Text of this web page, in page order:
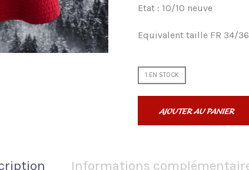
Etat : 10/10 neuve
Equivalent taille FR 34/
1 EN STOCK
AJOUTER AU PANIER
Informations